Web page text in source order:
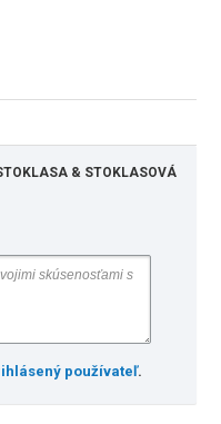
& STOKLASOVÁ
používateľ.